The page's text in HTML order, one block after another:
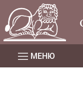
МЕНЮ